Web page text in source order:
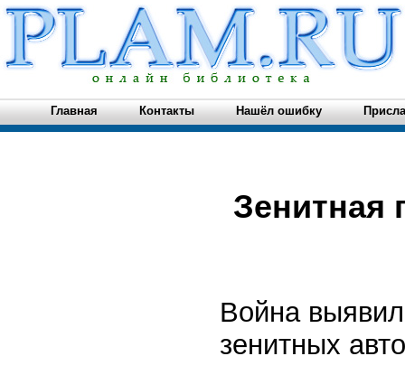
Главная Контакты Нашёл ошибку
Зенитная
Война
зенитных